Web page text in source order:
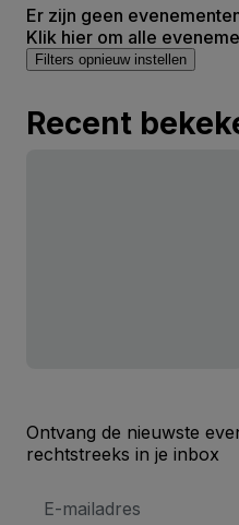
Er zijn geen
Klik hier om alle
Filters opnieuw instellen
Recent
Ontvang de nieuwste
rechtstreeks in je inbox
mailadres